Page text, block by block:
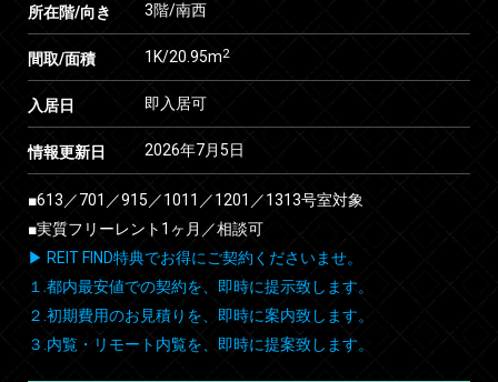
所在階/向き 3階/南西
間取/面積 1K/20.95m2
入居日 即入居可
情報更新日 2026年7月5日
■613／701／915／1011／1201／1313号室対象
■実質フリーレント1ヶ月／相談可
▶ REIT FIND特典でお得にご契約くださいませ。
１.都内最安値での契約を、即時に提示致します。
２.初期費用のお見積りを、即時に案内致します。
３.内覧・リモート内覧を、即時に提案致します。